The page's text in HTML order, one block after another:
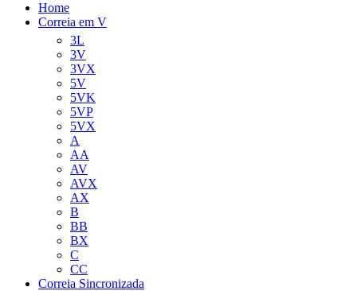
Home
Correia em V
3L
3V
3VX
5V
5VK
5VP
5VX
A
AA
AV
AVX
AX
B
BB
BX
C
CC
Correia Sincronizada